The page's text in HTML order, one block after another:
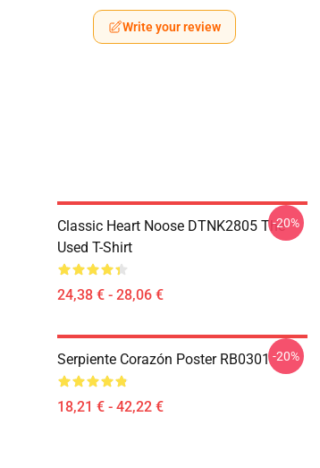
Write your review
Classic Heart Noose DTNK2805 The
Used T-Shirt
24,38 € - 28,06 €
-20%
Serpiente Corazón Poster RB0301
18,21 € - 42,22 €
-20%